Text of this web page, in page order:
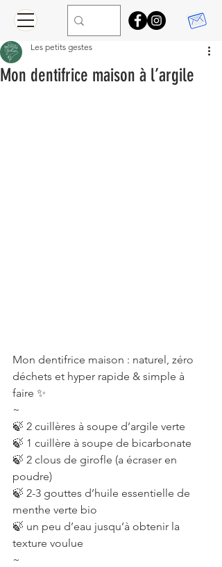
Mon dentifrice maison à l’argile
Les petits gestes
Mon dentifrice maison : naturel, zéro
déchets et hyper rapide & simple à
faire ✨
~
🍃 2 cuillères à soupe d’argile verte
🍃 1 cuillère à soupe de bicarbonate
🍃 2 clous de girofle (a écraser en
poudre)
🍃 2-3 gouttes d’huile essentielle de
menthe verte bio
🍃 un peu d’eau jusqu’à obtenir la
texture voulue
~